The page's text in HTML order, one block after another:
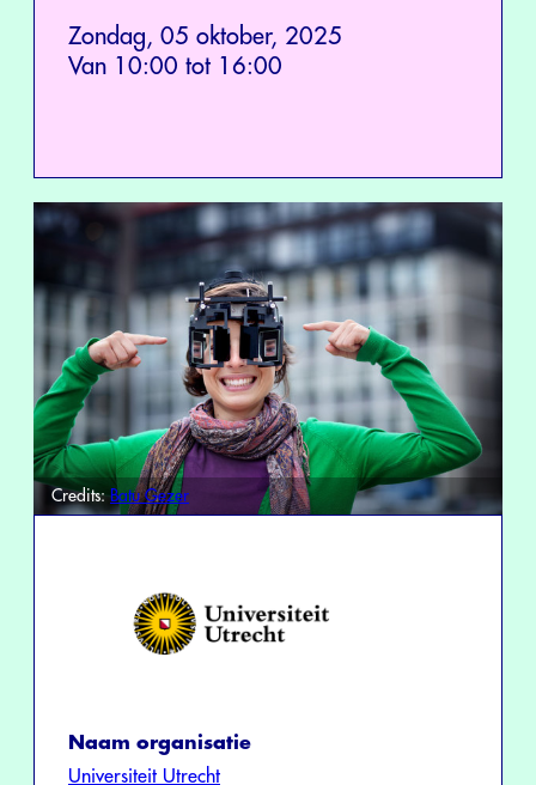
Zondag, 05 oktober, 2025
Van 10:00 tot 16:00
Credits: Batu Gezer
Naam organisatie
Universiteit Utrecht